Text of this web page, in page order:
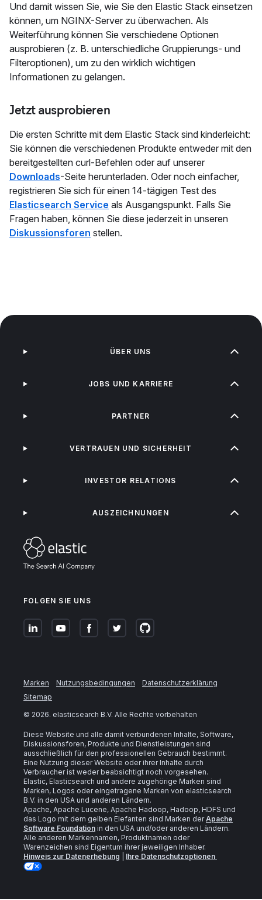
Und damit wissen Sie, wie Sie den Elastic Stack einsetzen
können, um NGINX-Server zu überwachen. Als
Weiterführung können Sie verschiedene Optionen
ausprobieren (z. B. unterschiedliche Gruppierungs- und
Filteroptionen), um zu den wirklich wichtigen
Informationen zu gelangen.
Jetzt ausprobieren
Die ersten Schritte mit dem Elastic Stack sind kinderleicht:
Sie können die verschiedenen Produkte entweder mit den
bereitgestellten curl-Befehlen oder auf unserer
Downloads-Seite herunterladen. Oder noch einfacher,
registrieren Sie sich für einen 14-tägigen Test des
Elasticsearch Service als Ausgangspunkt. Falls Sie
Fragen haben, können Sie diese jederzeit in unseren
Diskussionsforen stellen.
FOLGEN SIE UNS
ÜBER UNS
JOBS UND KARRIERE
PARTNER
VERTRAUEN UND SICHERHEIT
INVESTOR RELATIONS
AUSZEICHNUNGEN
Marken Nutzungsbedingungen
Datenschutzerklärung
Sitemap
© 2026. elasticsearch B.V. Alle Rechte vorbehalten
Diese Website und alle damit verbundenen Inhalte, Software,
Diskussionsforen, Produkte und Dienstleistungen sind
ausschließlich für den professionellen Gebrauch bestimmt.
Eine Nutzung dieser Website oder ihrer Inhalte durch
Verbraucher ist weder beabsichtigt noch vorgesehen.
Elastic, Elasticsearch und andere zugehörige Marken sind
Marken, Logos oder eingetragene Marken von elasticsearch
B.V. in den USA und anderen Ländern.
Apache, Apache Lucene, Apache Hadoop, Hadoop, HDFS und
das Logo mit dem gelben Elefanten sind Marken derApache
Software Foundation in den USA und/oder anderen Ländern.
Alle anderen Markennamen, Produktnamen oder
Warenzeichen sind Eigentum ihrer jeweiligen Inhaber.
Hinweis zur Datenerhebung
Ihre Datenschutzoptionen